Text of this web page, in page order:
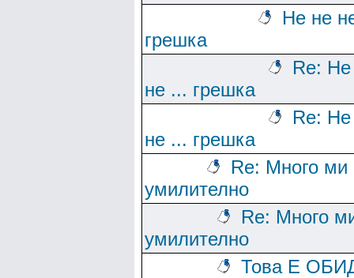
Не не
грешка
Re:
не ... грешка
Re:
не ... грешка
Re: Много ми
умилително
Re: Много
умилително
Това Е